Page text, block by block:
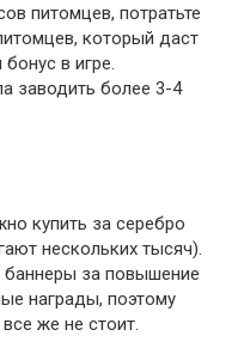
питомцев, потратьте
который даст
в игре.
заводить более 3-4
купить за серебро
нескольких тысяч).
за повышение
награды, поэтому
же не стоит.